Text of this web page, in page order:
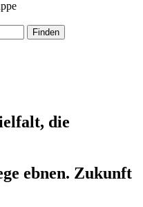
die
ebnen. Zukunft